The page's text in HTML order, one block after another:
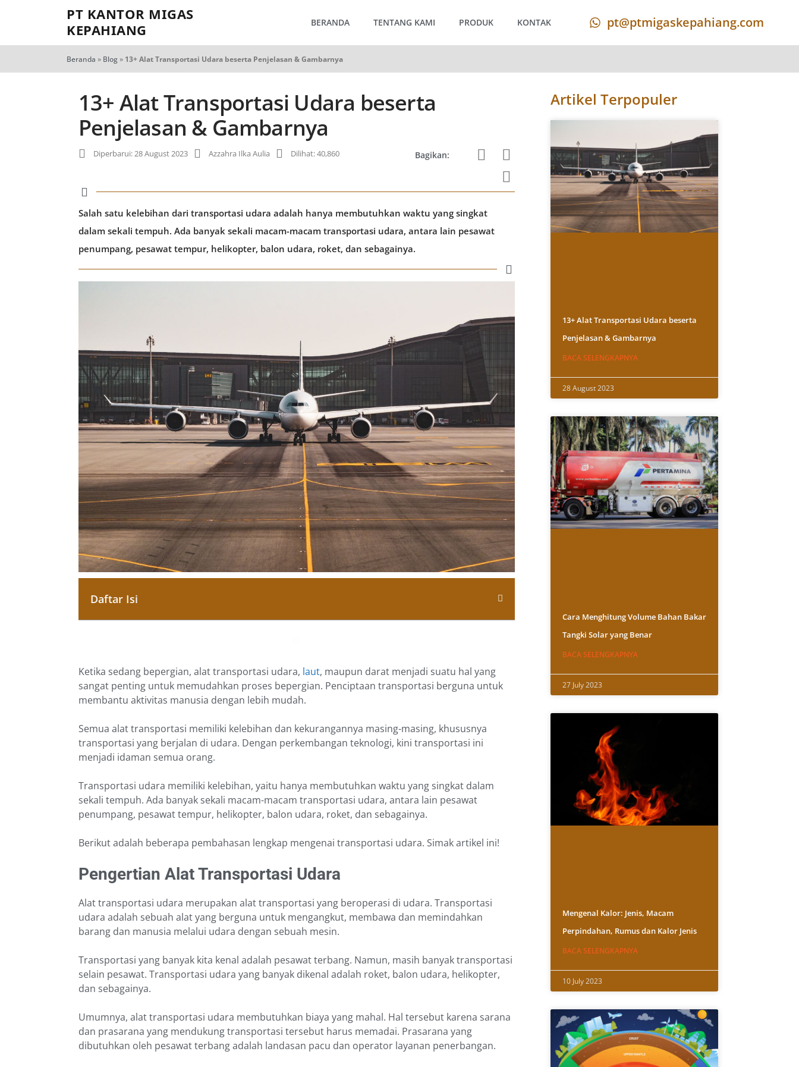
PT KANTOR MIGAS
KEPAHIANG
BERANDA TENTANG KAMI PRODUK KONTAK pt@ptmigaskepahiang.com
Beranda » Blog» 13+ Alat Transportasi Udara beserta Penjelasan & Gambarnya
13+ Alat Transportasi Udara beserta
Penjelasan & Gambarnya
Diperbarui: 28 August 2023 Azzahra Ilka Aulia Dilihat: 40,860 Bagikan:
Salah satu kelebihan dari transportasi udara adalah hanya membutuhkan waktu yang singkat
dalam sekali tempuh. Ada banyak sekali macam-macam transportasi udara, antara lain pesawat
penumpang, pesawat tempur, helikopter, balon udara, roket, dan sebagainya.
Daftar Isi
Ketika sedang bepergian, alat transportasi udara, laut, maupun darat menjadi suatu hal yang
sangat penting untuk memudahkan proses bepergian. Penciptaan transportasi berguna untuk
membantu aktivitas manusia dengan lebih mudah.
Semua alat transportasi memiliki kelebihan dan kekurangannya masing-masing, khususnya
transportasi yang berjalan di udara. Dengan perkembangan teknologi, kini transportasi ini
menjadi idaman semua orang.
Transportasi udara memiliki kelebihan, yaitu hanya membutuhkan waktu yang singkat dalam
sekali tempuh. Ada banyak sekali macam-macam transportasi udara, antara lain pesawat
penumpang, pesawat tempur, helikopter, balon udara, roket, dan sebagainya.
Berikut adalah beberapa pembahasan lengkap mengenai transportasi udara. Simak artikel ini!
Pengertian Alat Transportasi Udara
Alat transportasi udara merupakan alat transportasi yang beroperasi di udara. Transportasi
udara adalah sebuah alat yang berguna untuk mengangkut, membawa dan memindahkan
barang dan manusia melalui udara dengan sebuah mesin.
Transportasi yang banyak kita kenal adalah pesawat terbang. Namun, masih banyak transportasi
selain pesawat. Transportasi udara yang banyak dikenal adalah roket, balon udara, helikopter,
dan sebagainya.
Umumnya, alat transportasi udara membutuhkan biaya yang mahal. Hal tersebut karena sarana
dan prasarana yang mendukung transportasi tersebut harus memadai. Prasarana yang
dibutuhkan oleh pesawat terbang adalah landasan pacu dan operator layanan penerbangan.
Artikel Terpopuler
13+ Alat Transportasi Udara beserta
Penjelasan & Gambarnya
BACA SELENGKAPNYA
28 August 2023
Cara Menghitung Volume Bahan Bakar
Tangki Solar yang Benar
BACA SELENGKAPNYA
27 July 2023
Mengenal Kalor: Jenis, Macam
Perpindahan, Rumus dan Kalor Jenis
BACA SELENGKAPNYA
10 July 2023